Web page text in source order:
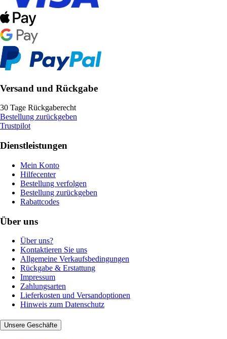
Versand und Rückgabe
30 Tage Rückgaberecht
Bestellung zurückgeben
Trustpilot
Dienstleistungen
Mein Konto
Hilfecenter
Bestellung verfolgen
Bestellung zurückgeben
Rabattcodes
Über uns
Über uns?
Kontaktieren Sie uns
Allgemeine Verkaufsbedingungen
Rückgabe & Erstattung
Impressum
Zahlungsarten
Lieferkosten und Versandoptionen
Hinweis zum Datenschutz
Unsere Geschäfte